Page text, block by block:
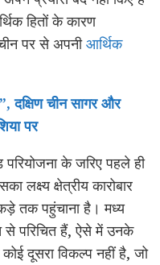
हितों के कारण
पर से अपनीआर्थिक
दक्षिण चीन सागर और
पर
के जरिए पहले ही
लक्ष्य क्षेत्रीय कारोबार
तक पहुंचाना है। मध्य
से परिचित हैं, ऐसे में उनके
कोई दूसरा विकल्प नहीं है, जो